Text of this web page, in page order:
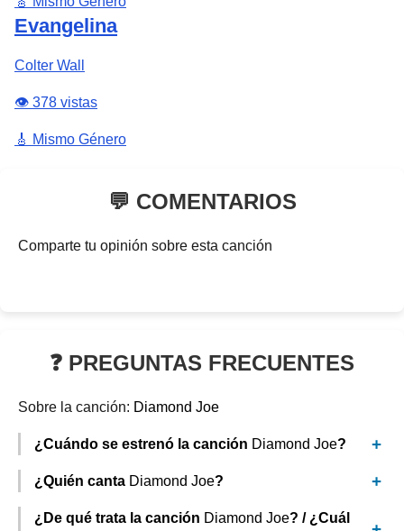
Evangelina
Colter Wall
👁️ 378 vistas
🎸 Mismo Género
💬 COMENTARIOS
Comparte tu opinión sobre esta canción
❓ PREGUNTAS FRECUENTES
Sobre la canción: Diamond Joe
¿Cuándo se estrenó la canción Diamond Joe?
¿Quién canta Diamond Joe?
¿De qué trata la canción Diamond Joe? / ¿Cuál